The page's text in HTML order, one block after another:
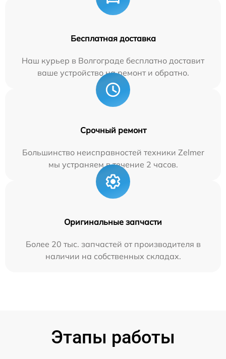
Бесплатная доставка
Наш курьер в Волгограде бесплатно доставит
ваше устройство на ремонт и обратно.
Срочный ремонт
Большинство неисправностей техники Zelmer
мы устраняем в течение 2 часов.
Оригинальные запчасти
Более 20 тыс. запчастей от производителя в
наличии на собственных складах.
Этапы работы